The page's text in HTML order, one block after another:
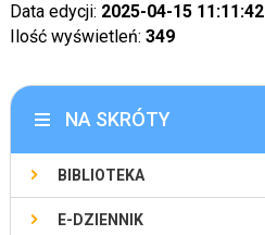
Data edycji: 2025-04-15 11:11:42
Ilość wyświetleń: 349
NA SKRÓTY
BIBLIOTEKA
E-DZIENNIK